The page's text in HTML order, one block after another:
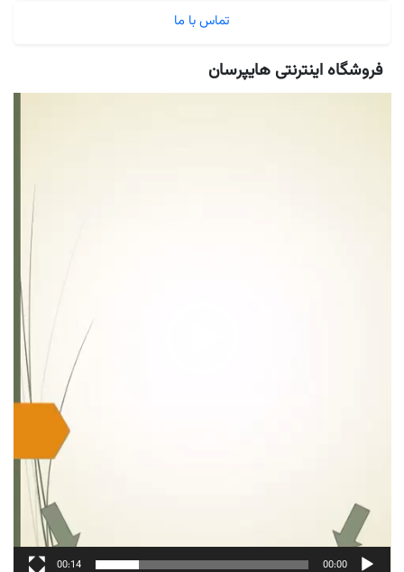
تماس با ما
فروشگاه اینترنتی هایپرسان
00:00
00:14